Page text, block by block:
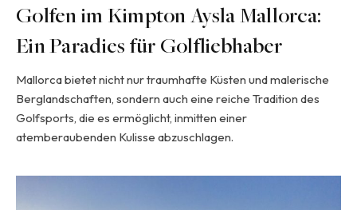
Golfen im Kimpton Aysla Mallorca:
Ein Paradies für Golfliebhaber
Mallorca bietet nicht nur traumhafte Küsten und malerische
Berglandschaften, sondern auch eine reiche Tradition des
Golfsports, die es ermöglicht, inmitten einer
atemberaubenden Kulisse abzuschlagen.